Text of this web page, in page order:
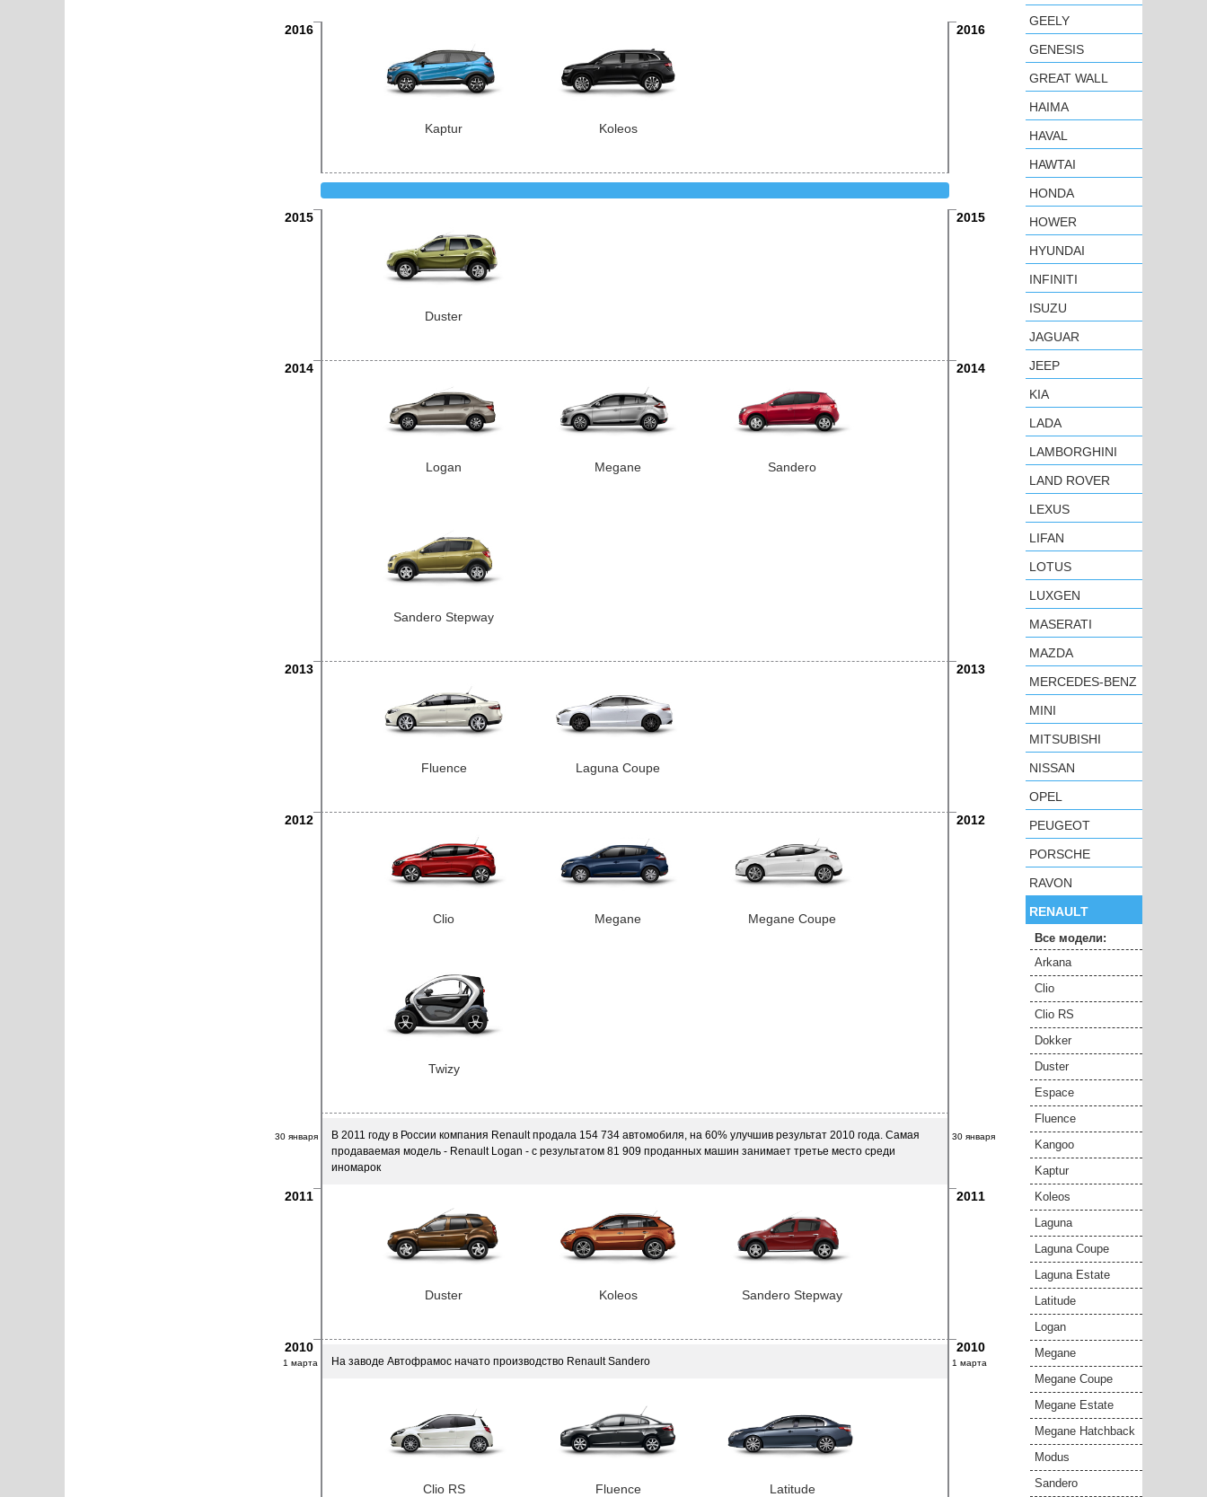
2016 2016
Kaptur Koleos
2015 2015
Duster
2014 2014
Logan Megane Sandero
Sandero Stepway
2013 2013
Fluence Laguna Coupe
2012 2012
Clio Megane Megane Coupe
Twizy
30 января 30 января
В 2011 году в России компания Renault продала 154 734 автомобиля, на 60% улучшив результат 2010 года. Самая
продаваемая модель - Renault Logan - с результатом 81 909 проданных машин занимает третье место среди
иномарок
2011 2011
Duster Koleos Sandero Stepway
2010 2010
1 марта 1 марта
На заводе Автофрамос начато производство Renault Sandero
Clio RS Fluence Latitude
GEELY
GENESIS
GREAT WALL
HAIMA
HAVAL
HAWTAI
HONDA
HOWER
HYUNDAI
INFINITI
ISUZU
JAGUAR
JEEP
KIA
LADA
LAMBORGHINI
LAND ROVER
LEXUS
LIFAN
LOTUS
LUXGEN
MASERATI
MAZDA
MERCEDES-BENZ
MINI
MITSUBISHI
NISSAN
OPEL
PEUGEOT
PORSCHE
RAVON
RENAULT
Все модели:
Arkana
Clio
Clio RS
Dokker
Duster
Espace
Fluence
Kangoo
Kaptur
Koleos
Laguna
Laguna Coupe
Laguna Estate
Latitude
Logan
Megane
Megane Coupe
Megane Estate
Megane Hatchback
Modus
Sandero